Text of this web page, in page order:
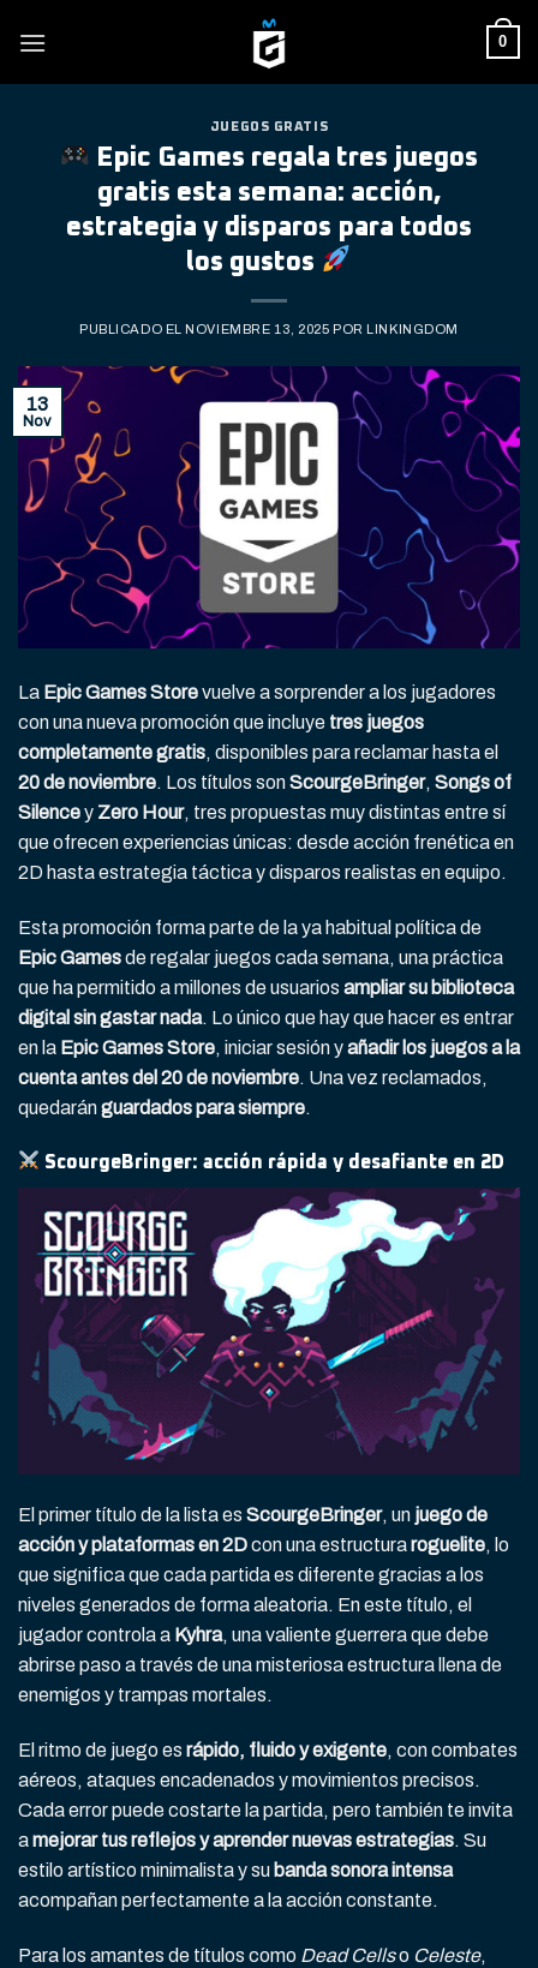
0
JUEGOS GRATIS
Epic Games regala tres juegos
gratis esta semana: acción,
estrategia y disparos para todos
los gustos
PUBLICADO EL NOVIEMBRE 13, 2025 POR LINKINGDOM
13
Nov
La Epic Games Storevuelve a sorprender a los jugadores
con una nueva promoción que incluye tres juegos
completamente gratis, disponibles para reclamar hasta el
20 de noviembre. Los títulos sonScourgeBringer, Songs of
Silencey Zero Hour, tres propuestas muy distintas entre sí
que ofrecen experiencias únicas: desde acción frenética en
2D hasta estrategia táctica y disparos realistas en equipo.
Esta promoción forma parte de la ya habitual política de
Epic Gamesde regalar juegos cada semana, una práctica
que ha permitido a millones de usuarios ampliar su biblioteca
digital sin gastar nada. Lo único que hay que hacer es entrar
en la Epic Games Store, iniciar sesión yañadir los juegos a la
cuenta antes del 20 de noviembre. Una vez reclamados,
quedaránguardados para siempre.
ScourgeBringer: acción rápida y desafiante en 2D
El primer título de la lista es ScourgeBringer, un juego de
acción y plataformas en 2Dcon una estructuraroguelite, lo
que significa que cada partida es diferente gracias a los
niveles generados de forma aleatoria. En este título, el
jugador controla a Kyhra, una valiente guerrera que debe
abrirse paso a través de una misteriosa estructura llena de
enemigos y trampas mortales.
El ritmo de juego es rápido, fluido y exigente, con combates
aéreos, ataques encadenados y movimientos precisos.
Cada error puede costarte la partida, pero también te invita
amejorar tus reflejos y aprender nuevas estrategias. Su
estilo artístico minimalista y su banda sonora intensa
acompañan perfectamente a la acción constante.
Para los amantes de títulos como Dead Cellso Celeste,